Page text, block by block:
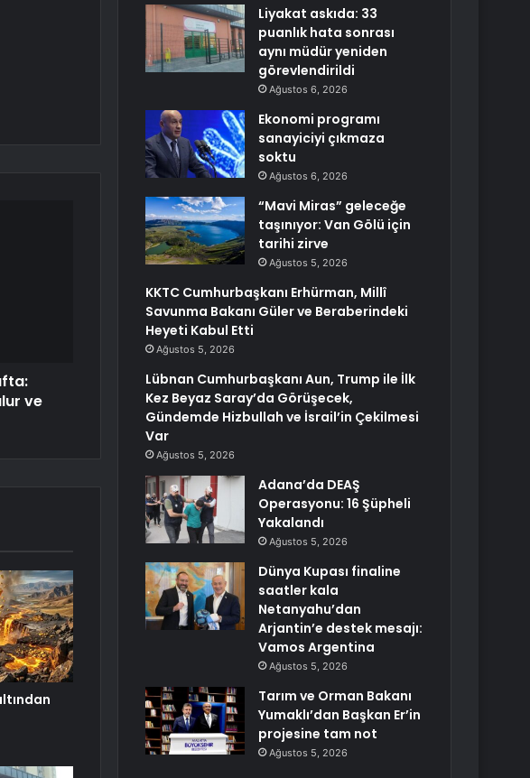
ve
Liyakat askıda: 33
puanlık hata sonrası
aynı müdür yeniden
görevlendirildi
Ağustos 6, 2026
Ekonomi programı
sanayiciyi çıkmaza
soktu
Ağustos 6, 2026
“Mavi Miras” geleceğe
taşınıyor: Van Gölü için
tarihi zirve
Ağustos 5, 2026
KKTC Cumhurbaşkanı Erhürman, Millî
Savunma Bakanı Güler ve Beraberindeki
Heyeti Kabul Etti
Ağustos 5, 2026
Lübnan Cumhurbaşkanı Aun, Trump ile İlk
Kez Beyaz Saray’da Görüşecek,
Gündemde Hizbullah ve İsrail’in Çekilmesi
Var
Ağustos 5, 2026
Adana’da DEAŞ
Operasyonu: 16 Şüpheli
Yakalandı
Ağustos 5, 2026
Dünya Kupası finaline
saatler kala
Netanyahu’dan
Arjantin’e destek mesajı:
Vamos Argentina
Ağustos 5, 2026
Tarım ve Orman Bakanı
Yumaklı’dan Başkan Er’in
projesine tam not
Ağustos 5, 2026